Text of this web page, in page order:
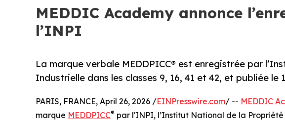
MEDDIC Academy annonce
l’INPI
La marque verbale MEDDPICC® est enregistrée par
Industrielle dans les classes 9, 16, 41 et 42, et publiée le
PARIS, FRANCE, April 26, 2026 /EINPresswire.com/ -- MEDDIC
marque MEDDPICC® par l'INPI, l’Institut National de la Propriété